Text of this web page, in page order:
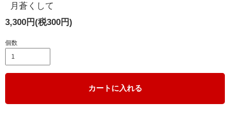
月蒼くして
3,300円(税300円)
個数
カートに入れる